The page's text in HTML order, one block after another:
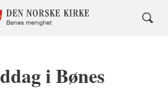
i Bønes